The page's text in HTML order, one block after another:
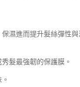
。
保濕進而提升髮絲彈
髮最強韌的保護膜。